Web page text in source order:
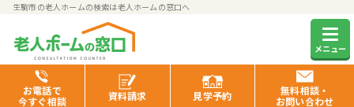
生駒市の老人ホームの検索は老人ホームの窓口へ
メニュー
お電話で
今すぐ相談
資料請求 見学予約
無料相談・
お問い合わせ
サンミット生駒ザ・ゲート